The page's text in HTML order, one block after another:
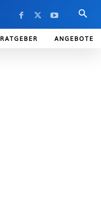
RATGEBER ANGEBOTE